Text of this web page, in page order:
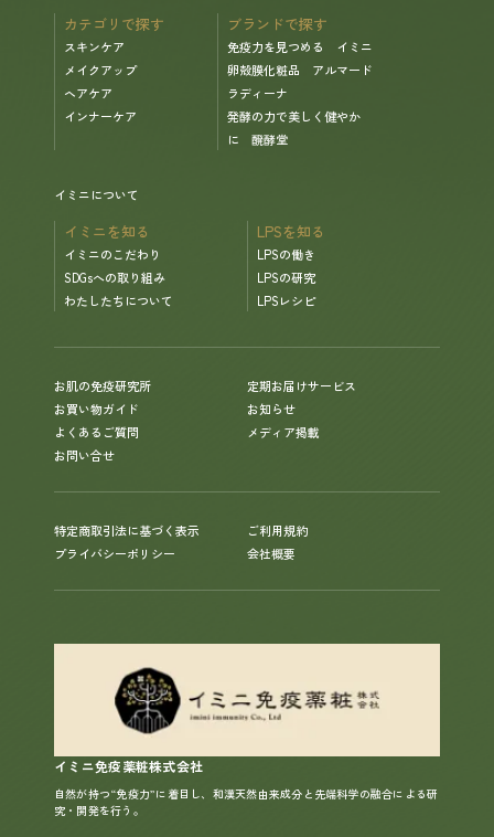
カテゴリで探す
スキンケア
メイクアップ
ヘアケア
インナーケア
ブランドで探す
免疫力を見つめる イミニ
卵殻膜化粧品 アルマード
ラディーナ
発酵の力で美しく健やか
に 醗酵堂
イミニについて
イミニを知る
イミニのこだわり
SDGsへの取り組み
わたしたちについて
LPSを知る
LPSの働き
LPSの研究
LPSレシピ
お肌の免疫研究所
定期お届けサービス
お買い物ガイド
お知らせ
よくあるご質問
メディア掲載
お問い合せ
特定商取引法に基づく表示
プライバシーポリシー
ご利用規約
会社概要
イミニ免疫薬粧株式会社
自然が持つ“免疫力”に着目し、和漢天然由来成分と先端科学の融合による研
究・開発を行う。